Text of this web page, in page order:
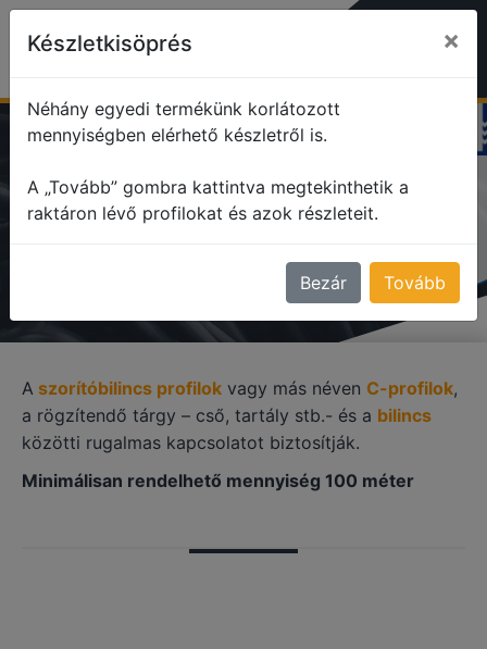
profile Szorítóbilincs profilok
A szorítóbilincs profilok vagy más néven C-profilok,
a rögzítendő tárgy – cső, tartály stb.- és a bilincs
közötti rugalmas kapcsolatot biztosítják.
Minimálisan rendelhető mennyiség 100 méter
Készletkisöprés ×
Néhány egyedi termékünk korlátozott
mennyiségben elérhető készletről is.
A „Tovább” gombra kattintva megtekinthetik a
raktáron lévő profilokat és azok részleteit.
Bezár Tovább